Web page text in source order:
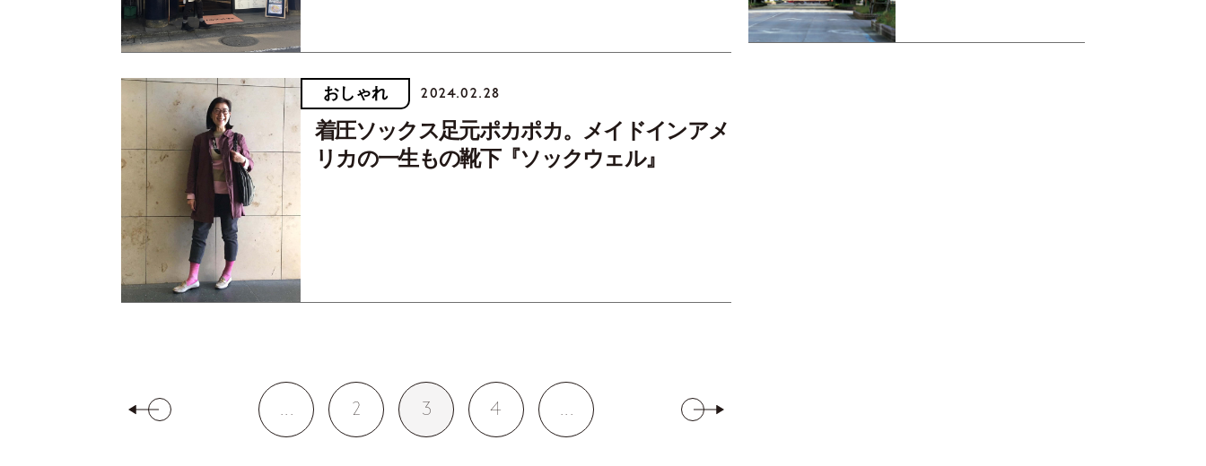
おしゃれ 2024.02.28
着圧ソックス足元ポカポカ。メイドインアメ
リカの一生もの靴下『ソックウェル』
... 2 3 4 ...